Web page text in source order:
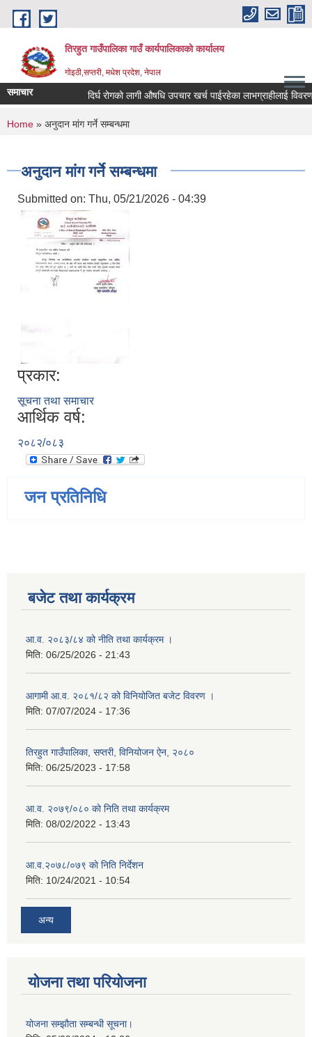
Skip to main content
तिरहुत गाउँपालिका गाउँ कार्यपालिकाकाे कार्यालय
गाेइठी,सप्तरी, मधेश प्रदेश, नेपाल
समाचार दिर्घ रोगको लागी औषधि उपचार खर्च पाईरहेका लाभग्राहीलाई
You are here
Home » अनुदान मांग गर्ने सम्बन्धमा
अनुदान मांग गर्ने सम्बन्धमा
Submitted on: Thu, 05/21/2026 - 04:39
प्रकार:
सूचना तथा समाचार
आर्थिक वर्ष:
२०८२/०८३
जन प्रतिनिधि
बजेट तथा कार्यक्रम
आ.व. २०८३/८४ को नीति तथा कार्यक्रम ।
मिति: 06/25/2026 - 21:43
आगामी आ.व. २०८१/८२ को विनियोजित बजेट विवरण ।
मिति: 07/07/2024 - 17:36
तिरहुत गाउँपालिका, सप्तरी, विनियोजन ऐन, २०८०
मिति: 06/25/2023 - 17:58
आ.व. २०७९/०८० काे निति तथा कार्यक्रम
मिति: 08/02/2022 - 13:43
आ.व.२०७८/०७९ काे निति निर्देशन
मिति: 10/24/2021 - 10:54
अन्य
योजना तथा परियोजना
योजना सम्झौता सम्बन्धी सूचना।